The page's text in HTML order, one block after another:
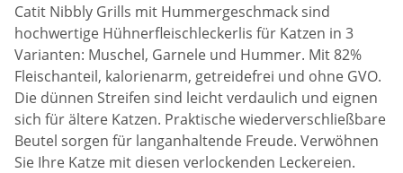
Catit Nibbly Grills mit Hummergeschmack sind
hochwertige Hühnerfleischleckerlis für Katzen in 3
Varianten: Muschel, Garnele und Hummer. Mit 82%
Fleischanteil, kalorienarm, getreidefrei und ohne GVO.
Die dünnen Streifen sind leicht verdaulich und eignen
sich für ältere Katzen. Praktische wiederverschließbare
Beutel sorgen für langanhaltende Freude. Verwöhnen
Sie Ihre Katze mit diesen verlockenden Leckereien.